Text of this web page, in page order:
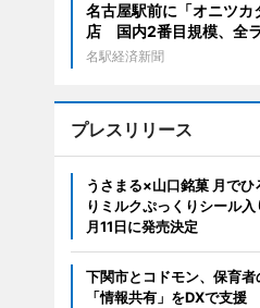
名古屋駅前に「オニツカ
店 国内2番目規模、全
名駅経済新聞
プレスリリース
うさまる×山口銘菓 月でひ
りミルクぷっくりシール
月11日に発売決定
下関市とコドモン、保育者
「情報共有」をDXで支